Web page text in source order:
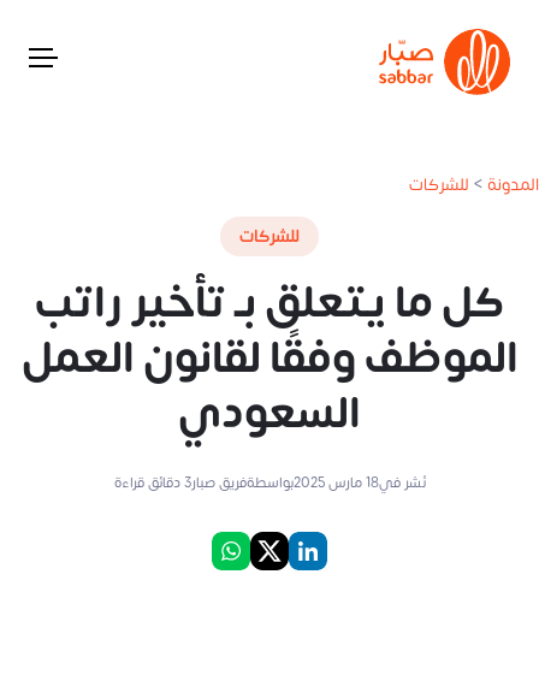
المدونة> للشركات
للشركات
كل ما يتعلق بـ تأخير راتب
الموظف وفقًا لقانون العمل
السعودي
نُشر في18 مارس 2025 بواسطةفريق صبار3دقائق قراءة